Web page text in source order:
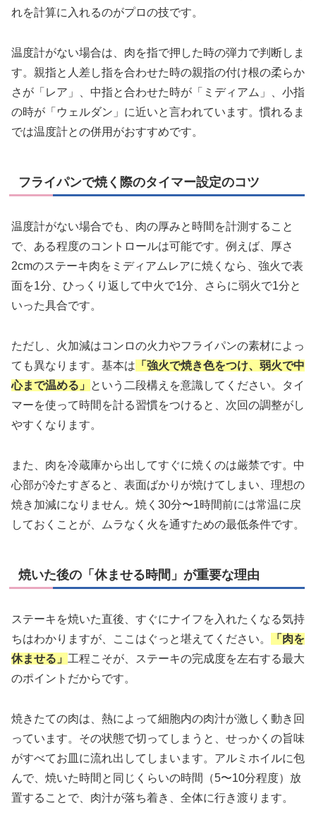
れを計算に入れるのがプロの技です。
温度計がない場合は、肉を指で押した時の弾力で判断しま
す。親指と人差し指を合わせた時の親指の付け根の柔らか
さが「レア」、中指と合わせた時が「ミディアム」、小指
の時が「ウェルダン」に近いと言われています。慣れるま
では温度計との併用がおすすめです。
フライパンで焼く際のタイマー設定のコツ
温度計がない場合でも、肉の厚みと時間を計測すること
で、ある程度のコントロールは可能です。例えば、厚さ
2cmのステーキ肉をミディアムレアに焼くなら、強火で表
面を1分、ひっくり返して中火で1分、さらに弱火で1分と
いった具合です。
ただし、火加減はコンロの火力やフライパンの素材によっ
ても異なります。基本は 「強火で焼き色をつけ、弱火で中
心まで温める」
という二段構えを意識してください。タイ
マーを使って時間を計る習慣をつけると、次回の調整がし
やすくなります。
また、肉を冷蔵庫から出してすぐに焼くのは厳禁です。中
心部が冷たすぎると、表面ばかりが焼けてしまい、理想の
焼き加減になりません。焼く30分〜1時間前には常温に戻
しておくことが、ムラなく火を通すための最低条件です。
焼いた後の「休ませる時間」が重要な理由
ステーキを焼いた直後、すぐにナイフを入れたくなる気持
ちはわかりますが、ここはぐっと堪えてください。
「肉を
休ませる」 工程こそが、ステーキの完成度を左右する最大
のポイントだからです。
焼きたての肉は、熱によって細胞内の肉汁が激しく動き回
っています。その状態で切ってしまうと、せっかくの旨味
がすべてお皿に流れ出してしまいます。アルミホイルに包
んで、焼いた時間と同じくらいの時間（5〜10分程度）放
置することで、肉汁が落ち着き、全体に行き渡ります。